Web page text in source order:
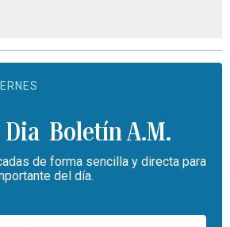
Boletín A.M.
de forma sencilla y directa para
del día.